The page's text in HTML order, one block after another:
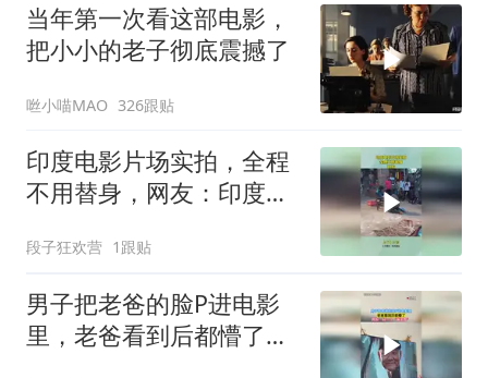
当年第一次看这部电影，
把小小的老子彻底震撼了
咝小喵MAO 326跟贴
印度电影片场实拍，全程
不用替身，网友：印度不
段子狂欢营 1跟贴
男子把老爸的脸P进电影
里，老爸看到后都懵了，